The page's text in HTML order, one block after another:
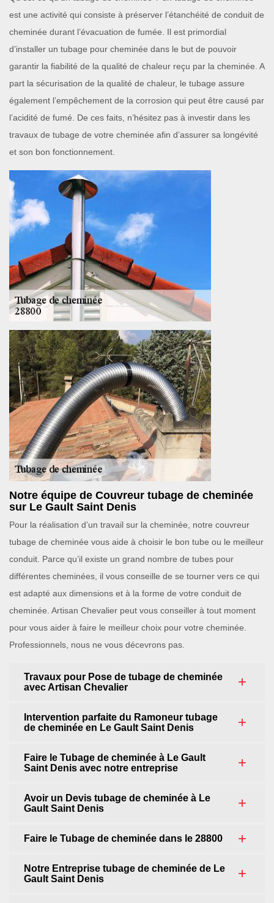
est une activité qui consiste à préserver l’étanchéité de conduit de
cheminée durant l’évacuation de fumée. Il est primordial
d’installer un tubage pour cheminée dans le but de pouvoir
garantir la fiabilité de la qualité de chaleur reçu par la cheminée. A
part la sécurisation de la qualité de chaleur, le tubage assure
également l’empêchement de la corrosion qui peut être causé par
l’acidité de fumé. De ces faits, n’hésitez pas à investir dans les
travaux de tubage de votre cheminée afin d’assurer sa longévité
et son bon fonctionnement.
Notre équipe de Couvreur tubage de cheminée
sur Le Gault Saint Denis
Pour la réalisation d’un travail sur la cheminée, notre couvreur
tubage de cheminée vous aide à choisir le bon tube ou le meilleur
conduit. Parce qu’il existe un grand nombre de tubes pour
différentes cheminées, il vous conseille de se tourner vers ce qui
est adapté aux dimensions et à la forme de votre conduit de
cheminée. Artisan Chevalier peut vous conseiller à tout moment
pour vous aider à faire le meilleur choix pour votre cheminée.
Professionnels, nous ne vous décevrons pas.
Travaux pour Pose de tubage de cheminée
avec Artisan Chevalier
Intervention parfaite du Ramoneur tubage
de cheminée en Le Gault Saint Denis
Faire le Tubage de cheminée à Le Gault
Saint Denis avec notre entreprise
Avoir un Devis tubage de cheminée à Le
Gault Saint Denis
Faire le Tubage de cheminée dans le 28800
Notre Entreprise tubage de cheminée de Le
Gault Saint Denis